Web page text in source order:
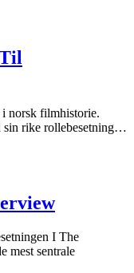
i norsk filmhistorie.
sin rike rollebesetning…
I The
mest sentrale